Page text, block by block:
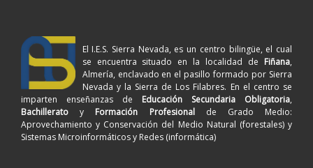
El I.E.S. Sierra Nevada, es un centro bilingüe, el cual
se encuentra situado en la localidad de Fiñana,
Almería, enclavado en el pasillo formado por Sierra
Nevada y la Sierra de Los Filabres. En el centro se
imparten enseñanzas de Educación Secundaria Obligatoria,
Bachillerato y Formación Profesionalde Grado Medio:
Aprovechamiento y Conservación del Medio Natural (forestales) y
Sistemas Microinformáticos y Redes (informática)